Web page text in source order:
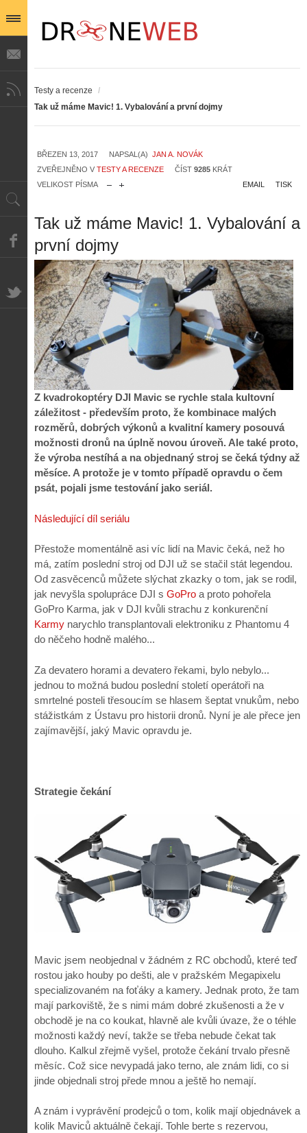
Testy a recenze
/
Tak už máme Mavic! 1. Vybalování a první dojmy
BŘEZEN 13, 2017 NAPSAL(A) JAN A. NOVÁK
ZVEŘEJNĚNO V TESTY A RECENZE ČÍST 9285 KRÁT
VELIKOST PÍSMA
TISK
EMAIL
Tak už máme Mavic! 1. Vybalování a
první dojmy
Z kvadrokoptéry DJI Mavic se rychle stala kultovní
záležitost - především proto, že kombinace malých
rozměrů, dobrých výkonů a kvalitní kamery posouvá
možnosti dronů na úplně novou úroveň. Ale také proto,
že výroba nestíhá a na objednaný stroj se čeká týdny až
měsíce. A protože je v tomto případě opravdu o čem
psát, pojali jsme testování jako seriál.
Následující díl seriálu
Přestože momentálně asi víc lidí na Mavic čeká, než ho
má, zatím poslední stroj od DJI už se stačil stát legendou.
Od zasvěcenců můžete slýchat zkazky o tom, jak se rodil,
jak nevyšla spolupráce DJI s GoPro a proto pohořela
GoPro Karma, jak v DJI kvůli strachu z konkurenční
Karmy narychlo transplantovali elektroniku z Phantomu 4
do něčeho hodně malého...
Za devatero horami a devatero řekami, bylo nebylo...
jednou to možná budou poslední století operátoři na
smrtelné posteli třesoucím se hlasem šeptat vnukům, nebo
stážistkám z Ústavu pro historii dronů. Nyní je ale přece jen
zajímavější, jaký Mavic opravdu je.
Strategie čekání
Mavic jsem neobjednal v žádném z RC obchodů, které teď
rostou jako houby po dešti, ale v pražském Megapixelu
specializovaném na foťáky a kamery. Jednak proto, že tam
mají parkoviště, že s nimi mám dobré zkušenosti a že v
obchodě je na co koukat, hlavně ale kvůli úvaze, že o téhle
možnosti každý neví, takže se třeba nebude čekat tak
dlouho. Kalkul zřejmě vyšel, protože čekání trvalo přesně
měsíc. Což sice nevypadá jako terno, ale znám lidi, co si
jinde objednali stroj přede mnou a ještě ho nemají.
A znám i vyprávění prodejců o tom, kolik mají objednávek a
kolik Maviců aktuálně čekají. Tohle berte s rezervou,